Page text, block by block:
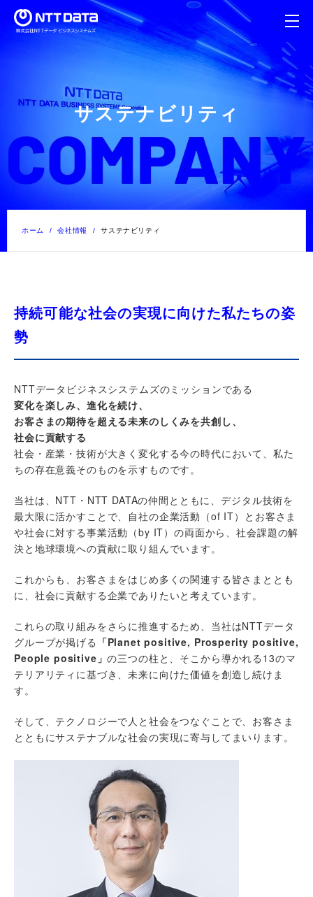
サステナビリティ
ホーム 会社情報 サステナビリティ
持続可能な社会の実現に向けた私たちの姿
勢
NTTデータビジネスシステムズのミッションである
変化を楽しみ、進化を続け、
お客さまの期待を超える未来のしくみを共創し、
社会に貢献する
社会・産業・技術が大きく変化する今の時代において、私た
ちの存在意義そのものを示すものです。
当社は、NTT・NTT DATAの仲間とともに、デジタル技術を
最大限に活かすことで、自社の企業活動（of IT）とお客さま
や社会に対する事業活動（by IT）の両面から、社会課題の解
決と地球環境への貢献に取り組んでいます。
これからも、お客さまをはじめ多くの関連する皆さまととも
に、社会に貢献する企業でありたいと考えています。
これらの取り組みをさらに推進するため、当社はNTTデータ
グループが掲げる 「Planet positive, Prosperity positive,
People positive」の三つの柱と、そこから導かれる13のマ
テリアリティに基づき、未来に向けた価値を創造し続けま
す。
そして、テクノロジーで人と社会をつなぐことで、お客さま
とともにサステナブルな社会の実現に寄与してまいります。